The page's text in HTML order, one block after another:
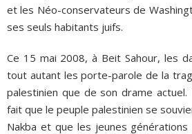
et les Néo-conservateurs de
ses seuls habitants juifs.
Ce 15 mai 2008, à Beit Sahour, les
tout autant les porte-parole de la
palestinien que de son drame actuel.
fait que le peuple palestinien se
Nakba et que les jeunes